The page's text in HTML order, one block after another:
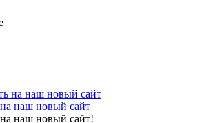
наш новый сайт
наш новый сайт!